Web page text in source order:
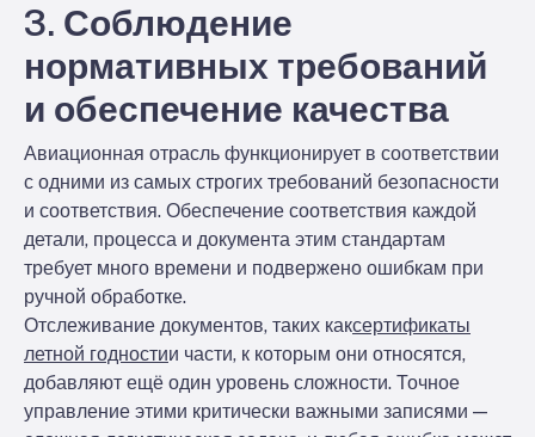
3. Соблюдение
нормативных требований
и обеспечение качества
Авиационная отрасль функционирует в соответствии
с одними из самых строгих требований безопасности
и соответствия. Обеспечение соответствия каждой
детали, процесса и документа этим стандартам
требует много времени и подвержено ошибкам при
ручной обработке.
Отслеживание документов, таких каксертификаты
летной годностии части, к которым они относятся,
добавляют ещё один уровень сложности. Точное
управление этими критически важными записями —